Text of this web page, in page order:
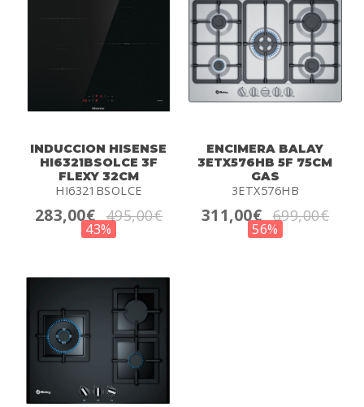
INDUCCION HISENSE
HI6321BSOLCE 3F
FLEXY 32CM
HI6321BSOLCE
283,00€ 495,00€
43%
ENCIMERA BALAY
3ETX576HB 5F 75CM
GAS
3ETX576HB
311,00€ 699,00€
56%